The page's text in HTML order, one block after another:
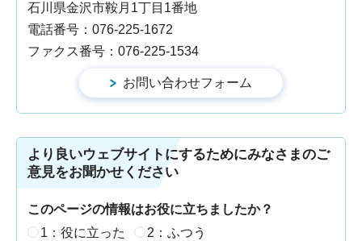
石川県金沢市鞍月1丁目1番地
電話番号：076-225-1672
ファクス番号：076-225-1534
より良いウェブサイトにするためにみなさまのご
意見をお聞かせください
このページの情報はお役に立ちましたか？
1：役に立った
2：ふつう